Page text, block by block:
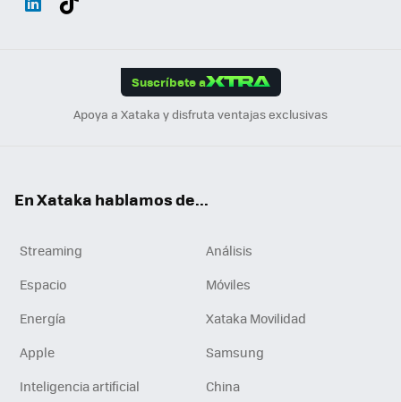
Suscríbete a
Apoya a Xataka y disfruta ventajas exclusivas
En Xataka hablamos de...
Streaming
Análisis
Espacio
Móviles
Energía
Xataka Movilidad
Apple
Samsung
Inteligencia artificial
China